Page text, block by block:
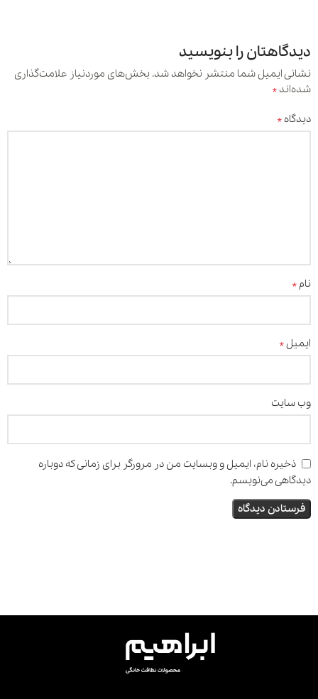
دیدگاهتان را بنویسید
نشانی ایمیل شما منتشر نخواهد شد. بخش‌های موردنیاز علامت‌گذاری
شده‌اند *
دیدگاه *
نام*
ایمیل*
وب‌ سایت
ذخیره نام، ایمیل و وبسایت من در مرورگر برای زمانی که دوباره
دیدگاهی می‌نویسم.